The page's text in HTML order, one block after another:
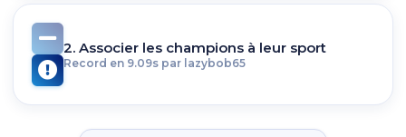
2. Associer les champions à leur sport
Record en 9.09s par lazybob65